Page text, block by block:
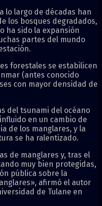
lo largo de décadas han
los bosques degradados,
ha sido la expansión
partes del mundo
forestales se estabilicen
(antes conocido
con mayor densidad de
del tsunami del océano
en un cambio de
de los manglares, y la
se ha ralentizado.
de manglares y, tras el
muy bien protegidas,
pública sobre la
afirmó el autor
de Tulane en